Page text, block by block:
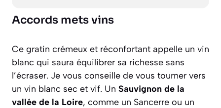
Accords mets vins
Ce gratin crémeux et réconfortant appelle un vin
blanc qui saura équilibrer sa richesse sans
l’écraser. Je vous conseille de vous tourner vers
un vin blanc sec et vif. Un Sauvignon de la
vallée de la Loire, comme un Sancerre ou un